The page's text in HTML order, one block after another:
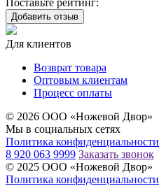
Добавить отзыв
Для клиентов
Возврат товара
Оптовым клиентам
Процесс оплаты
© 2026 ООО «Ножевой Двор»
Мы в социальных сетях
Политика конфиденциальности
8 920 063 9999 Заказать звонок
© 2025 ООО «Ножевой Двор»
Политика конфиденциальности